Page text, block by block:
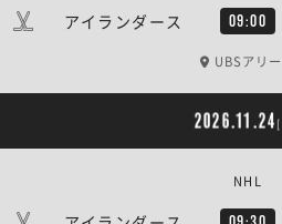
アイランダース 09:00
UBSアリ
2026.11.24
NHL